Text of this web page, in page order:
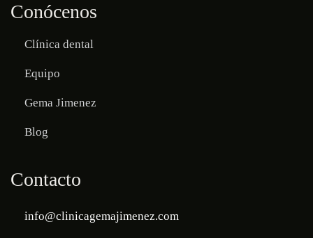
Conócenos
Clínica dental
Equipo
Gema Jimenez
Blog
Contacto
info@clinicagemajimenez.com